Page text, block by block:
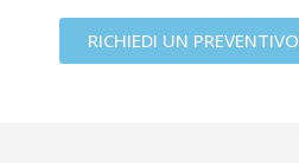
RICHIEDI UN PREVENTIVO